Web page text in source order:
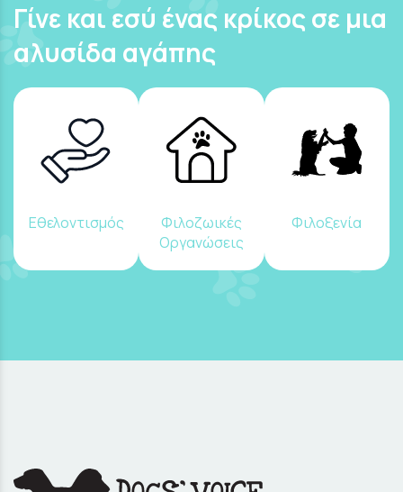
Γίνε και εσύ ένας κρίκος σε μια
αλυσίδα αγάπης
Εθελοντισμός
Φιλοζωικές
Οργανώσεις
Φιλοξενία